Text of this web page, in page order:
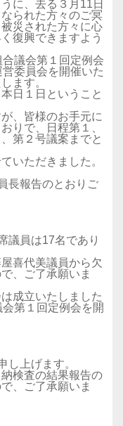
に、去る３月11日
られた方々のご冥
災された方々に心
復興できますよう
議会第１回定例会
委員会を開催いた
ます。
日１日ということ
、皆様のお手元に
りで、日程第１、
第２号議案までと
いただきました。
長報告のとおりご
員は17名であり
喜代美議員から欠
、ご了承願いま
成立いたしました
第１回定例会を開
上げます。
検査の結果報告の
、ご了承願いま